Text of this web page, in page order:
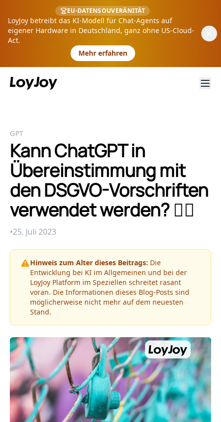
EU-DATENSOUVERÄNITÄT
LoyJoy betreibt das KI-Modell für Chat-Agents auf
eigener Hardware in Deutschland, ganz ohne US-Cloud-
Act.
Mehr erfahren
GPT
Kann ChatGPT in
Übereinstimmung mit
den DSGVO-Vorschriften
verwendet werden? 🕵️‍♂️
•25. Juli 2023
Hinweis zum Alter dieses Beitrags: Die
Entwicklung bei KI im Allgemeinen und bei der
LoyJoy Platform im Speziellen schreitet rasant
voran. Die Informationen dieses Blog-Posts sind
möglicherweise nicht mehr auf dem neuesten
Stand.